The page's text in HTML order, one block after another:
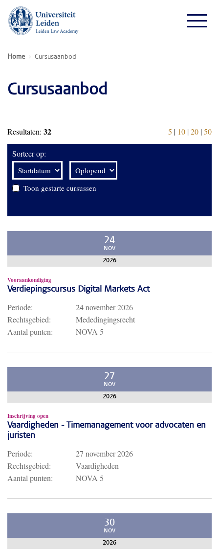
Home Cursusaanbod
Cursusaanbod
Resultaten: 32 5 | 10 |20 |50
Sorteer op:
Toon gestarte cursussen
24
NOV
2026
Vooraankondiging
Verdiepingscursus Digital Markets Act
Periode:
24 november 2026
Rechtsgebied:
Mededingingsrecht
Aantal punten:
NOVA 5
27
NOV
2026
Inschrijving open
Vaardigheden - Timemanagement voor advocaten en
juristen
Periode:
27 november 2026
Rechtsgebied:
Vaardigheden
Aantal punten:
NOVA 5
30
NOV
2026